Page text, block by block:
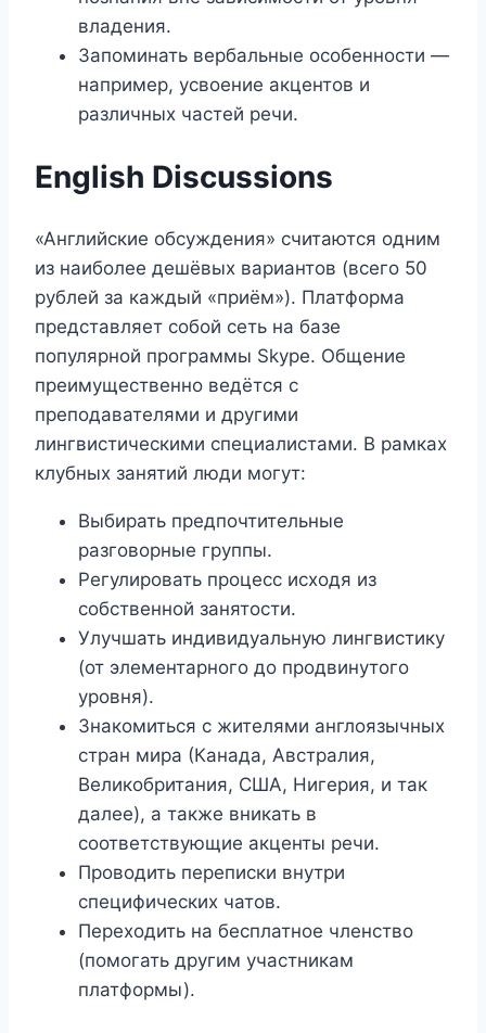
владения.
Запоминать вербальные особенности —
например, усвоение акцентов и
различных частей речи.
English Discussions
«Английские обсуждения» считаются одним
из наиболее дешёвых вариантов (всего 50
рублей за каждый «приём»). Платформа
представляет собой сеть на базе
популярной программы Skype. Общение
преимущественно ведётся с
преподавателями и другими
лингвистическими специалистами. В рамках
клубных занятий люди могут:
Выбирать предпочтительные
разговорные группы.
Регулировать процесс исходя из
собственной занятости.
Улучшать индивидуальную лингвистику
(от элементарного до продвинутого
уровня).
Знакомиться с жителями англоязычных
стран мира (Канада, Австралия,
Великобритания, США, Нигерия, и так
далее), а также вникать в
соответствующие акценты речи.
Проводить переписки внутри
специфических чатов.
Переходить на бесплатное членство
(помогать другим участникам
платформы).